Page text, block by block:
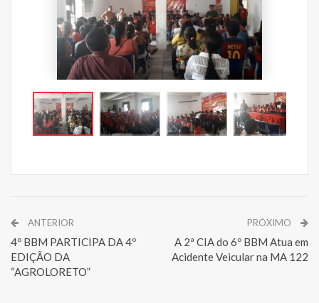
ANTERIOR
4º BBM PARTICIPA DA 4º
EDIÇÃO DA
“AGROLORETO”
PRÓXIMO
A 2ª CIA do 6º BBM Atua em
Acidente Veicular na MA 122